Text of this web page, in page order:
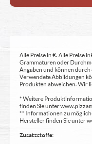
Alle Preise in €. Alle Preise
Grammaturen oder
Angaben und können
Verwendete Abbildungen
Produkten abweichen. Wir
* Weitere
finden Sie unter
** Informationen zu
Hersteller finden Sie unter
Zusatzstoffe: